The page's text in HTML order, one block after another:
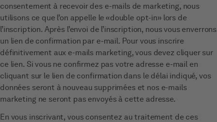
consentement à recevoir des e-mails de marketing, nous
utilisons ce que l’on appelle le «double opt-in» lors de
l’inscription. Après l’envoi de l’inscription, nous vous enverrons
un lien de confirmation par e-mail. Pour vous inscrire
définitivement aux e-mails marketing, vous devez cliquer sur
ce lien. Si vous ne confirmez pas votre adresse e-mail en
cliquant sur le lien de confirmation dans le délai indiqué, vos
données seront à nouveau supprimées et nos e-mails
marketing ne seront pas envoyés à cette adresse.
En vous inscrivant, vous consentez au traitement de ces